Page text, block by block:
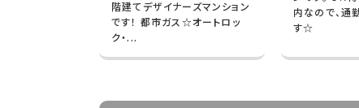
階建てデザイナーズマンション
です！ 都市ガス☆オートロッ
ク・...
内なので、通
す☆